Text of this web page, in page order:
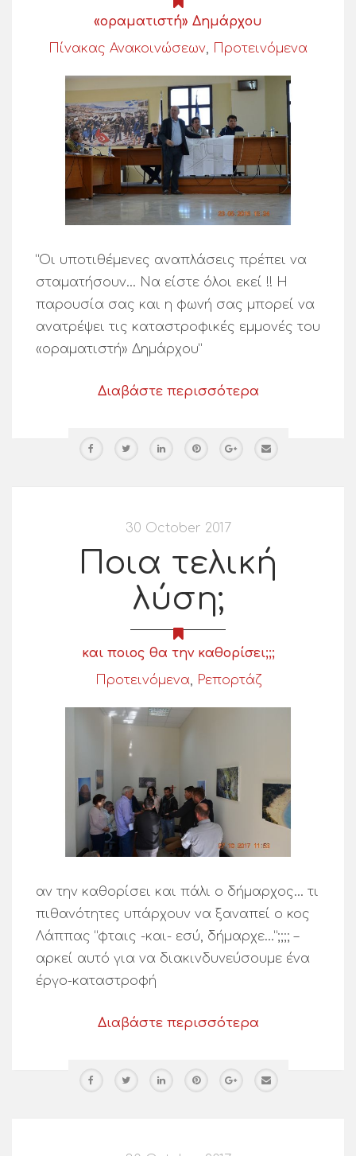
«οραματιστή» Δημάρχου
Πίνακας Ανακοινώσεων, Προτεινόμενα
“Οι υποτιθέμενες αναπλάσεις πρέπει να
σταματήσουν… Να είστε όλοι εκεί !! Η
παρουσία σας και η φωνή σας μπορεί να
ανατρέψει τις καταστροφικές εμμονές του
«οραματιστή» Δημάρχου”
Διαβάστε περισσότερα
30 October 2017
Ποια τελική
λύση;
και ποιος θα την καθορίσει;;;
Προτεινόμενα, Ρεπορτάζ
αν την καθορίσει και πάλι ο δήμαρχος… τι
πιθανότητες υπάρχουν να ξαναπεί ο κος
Λάππας “φταις -και- εσύ, δήμαρχε…”;;;; –
αρκεί αυτό για να διακινδυνεύσουμε ένα
έργο-καταστροφή
Διαβάστε περισσότερα